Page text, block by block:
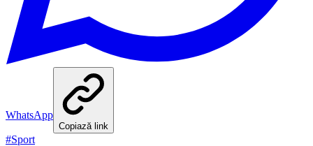
WhatsApp
Copiază link
#Sport